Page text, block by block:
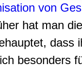
Ihrer Verwendung
Unsere Partner
ihnen
von
hat man
dass
besonders